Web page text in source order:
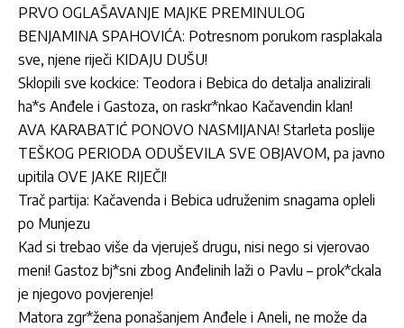
PRVO OGLAŠAVANJE MAJKE PREMINULOG
BENJAMINA SPAHOVIĆA: Potresnom porukom rasplakala
sve, njene riječi KIDAJU DUŠU!
Sklopili sve kockice: Teodora i Bebica do detalja analizirali
ha*s Anđele i Gastoza, on raskr*nkao Kačavendin klan!
AVA KARABATIĆ PONOVO NASMIJANA! Starleta poslije
TEŠKOG PERIODA ODUŠEVILA SVE OBJAVOM, pa javno
upitila OVE JAKE RIJEČI!
Trač partija: Kačavenda i Bebica udruženim snagama opleli
po Munjezu
Kad si trebao više da vjeruješ drugu, nisi nego si vjerovao
meni! Gastoz bj*sni zbog Anđelinih laži o Pavlu – prok*ckala
je njegovo povjerenje!
Matora zgr*žena ponašanjem Anđele i Aneli, ne može da